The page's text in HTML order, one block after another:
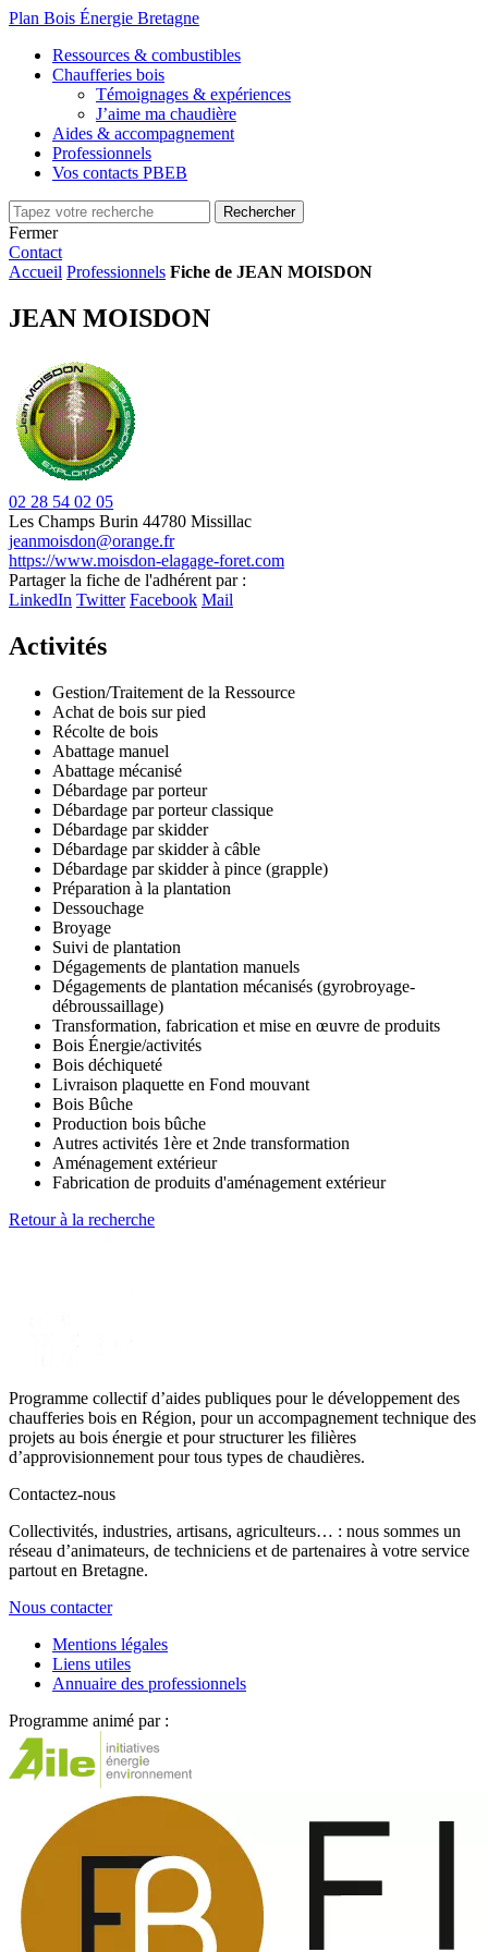
Plan Bois Énergie Bretagne
Ressources & combustibles
Chaufferies bois
Témoignages & expériences
J’aime ma chaudière
Aides & accompagnement
Professionnels
Vos contacts PBEB
Fermer
Contact
Accueil Professionnels Fiche de JEAN MOISDON
JEAN MOISDON
02 28 54 02 05
Les Champs Burin 44780 Missillac
jeanmoisdon@orange.fr
https://www.moisdon-elagage-foret.com
+
−
Leaflet
Partager la fiche de l'adhérent par :
LinkedIn Twitter Facebook Mail
Activités
Gestion/Traitement de la Ressource
Achat de bois sur pied
Récolte de bois
Abattage manuel
Abattage mécanisé
Débardage par porteur
Débardage par porteur classique
Débardage par skidder
Débardage par skidder à câble
Débardage par skidder à pince (grapple)
Préparation à la plantation
Dessouchage
Broyage
Suivi de plantation
Dégagements de plantation manuels
Dégagements de plantation mécanisés (gyrobroyage-
débroussaillage)
Transformation, fabrication et mise en œuvre de produits
Bois Énergie/activités
Bois déchiqueté
Livraison plaquette en Fond mouvant
Bois Bûche
Production bois bûche
Autres activités 1ère et 2nde transformation
Aménagement extérieur
Fabrication de produits d'aménagement extérieur
Retour à la recherche
Programme collectif d’aides publiques pour le développement des
chaufferies bois en Région, pour un accompagnement technique des
projets au bois énergie et pour structurer les filières
d’approvisionnement pour tous types de chaudières.
Contactez-nous
Collectivités, industries, artisans, agriculteurs… : nous sommes un
réseau d’animateurs, de techniciens et de partenaires à votre service
partout en Bretagne.
Nous contacter
Mentions légales
Liens utiles
Annuaire des professionnels
Programme animé par :